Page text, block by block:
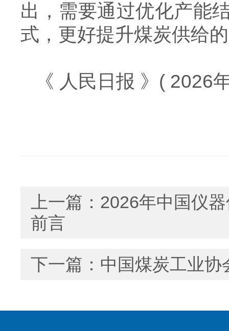
出，需要通过优化产能
式，更好提升煤炭供给
《 人民日报 》 ( 2026
上一篇： 2026年中国仪
前言
下一篇： 中国煤炭工业